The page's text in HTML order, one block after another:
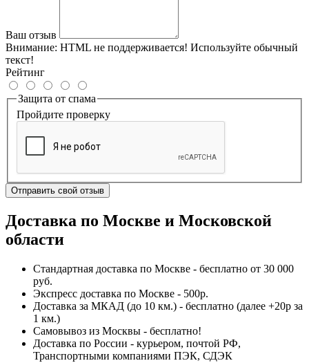
Ваш отзыв
Внимание: HTML не поддерживается! Используйте обычный
текст!
Рейтинг
Защита от спама
Пройдите проверку
Отправить свой отзыв
Доставка по Москве и Московской
области
Стандартная доставка по Москве - бесплатно от 30 000
руб.
Экспресс доставка по Москве - 500р.
Доставка за МКАД (до 10 км.) - бесплатно (далее +20р за
1 км.)
Самовывоз из Москвы - бесплатно!
Доставка по России - курьером, почтой РФ,
Транспортными компаниями ПЭК, СДЭК